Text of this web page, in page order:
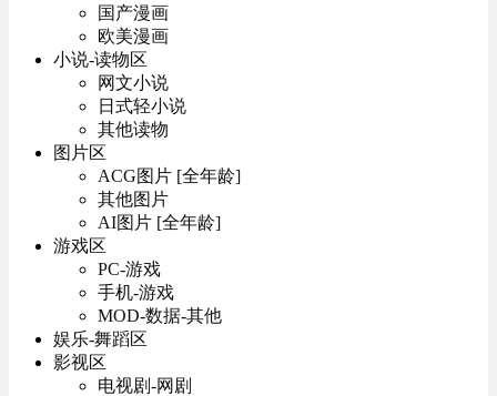
国产漫画
欧美漫画
小说-读物区
网文小说
日式轻小说
其他读物
图片区
ACG图片 [全年龄]
其他图片
AI图片 [全年龄]
游戏区
PC-游戏
手机-游戏
MOD-数据-其他
娱乐-舞蹈区
影视区
电视剧-网剧